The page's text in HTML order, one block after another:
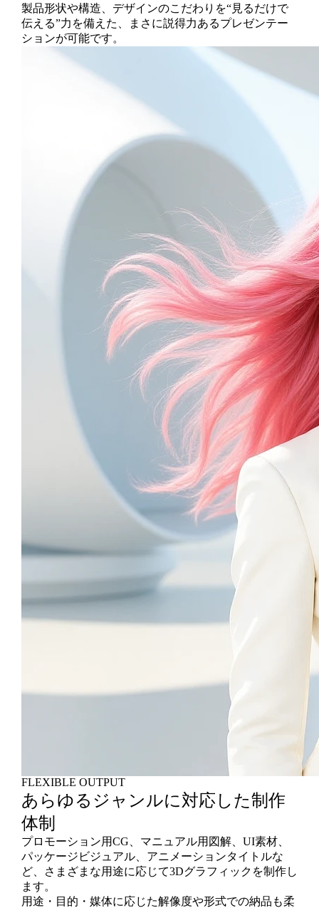
製品形状や構造、デザインのこだわりを“見るだけで
伝える”力を備えた、まさに説得力あるプレゼンテー
ションが可能です。
FLEXIBLE OUTPUT
あらゆるジャンルに対応した制作
体制
プロモーション用CG、マニュアル用図解、UI素材、
パッケージビジュアル、アニメーションタイトルな
ど、さまざまな用途に応じて3Dグラフィックを制作し
ます。
用途・目的・媒体に応じた解像度や形式での納品も柔